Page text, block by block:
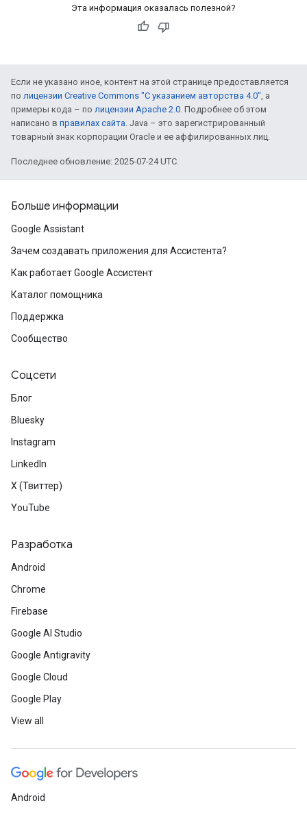
Эта информация оказалась полезной?
Если не указано иное, контент на этой странице предоставляется
по лицензии Creative Commons "С указанием авторства 4.0", а
примеры кода – по лицензии Apache 2.0. Подробнее об этом
написано в правилах сайта. Java – это зарегистрированный
товарный знак корпорации Oracle и ее аффилированных лиц.
Последнее обновление: 2025-07-24 UTC.
Больше информации
Google Assistant
Зачем создавать приложения для Ассистента?
Как работает Google Ассистент
Каталог помощника
Поддержка
Сообщество
Соцсети
Блог
Bluesky
Instagram
LinkedIn
X (Твиттер)
YouTube
Разработка
Android
Chrome
Firebase
Google AI Studio
Google Antigravity
Google Cloud
Google Play
View all
Android